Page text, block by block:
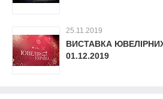
25.11.2019
ВИСТАВКА
01.12.2019